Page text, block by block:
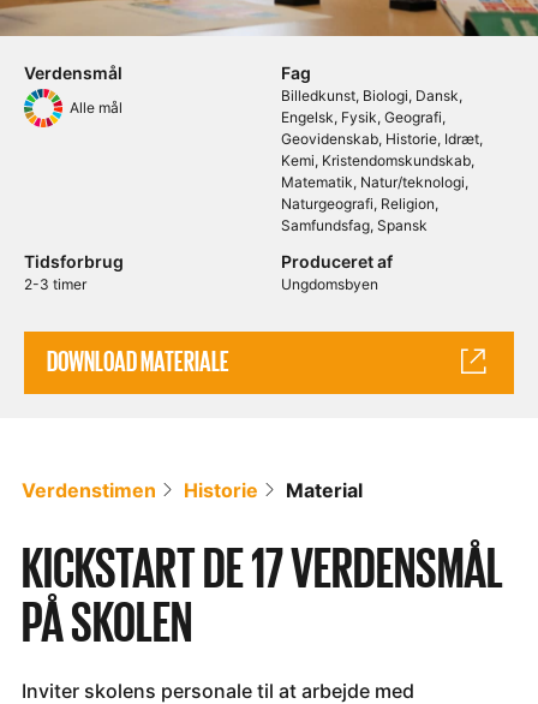
DOWNLOAD MATERIALE
Verdensmål
Alle mål
Fag
Billedkunst Biologi Dansk
Engelsk Fysik Geografi
Geovidenskab Historie Idræt
Kemi Kristendomskundskab
Matematik Natur/teknologi
Naturgeografi Religion
Samfundsfag Spansk
Tidsforbrug
2-3 timer
Produceret af
Ungdomsbyen
Verdenstimen Historie Material
KICKSTART DE 17 VERDENSMÅL
PÅ SKOLEN
Inviter skolens personale til at arbejde med